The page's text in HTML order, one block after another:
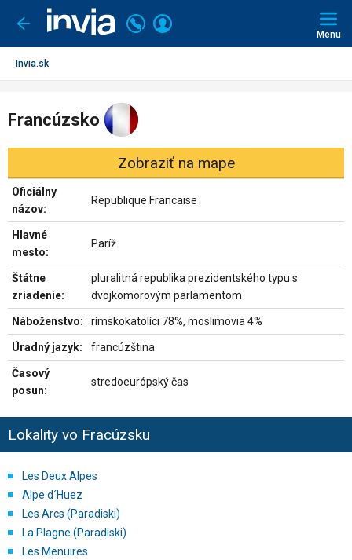
Ísť
späť
Volajte
+421
2
Prihlásiť
Menu
Invia.sk
Francúzsko
Zobraziť na mape
Oficiálny
názov:
Republique Francaise
Hlavné
mesto:
Paríž
Štátne
zriadenie:
pluralitná republika prezidentského typu s
dvojkomorovým parlamentom
Náboženstvo: rímskokatolíci 78%, moslimovia 4%
Úradný jazyk: francúzština
Časový
posun:
stredoeurópský čas
Lokality vo Fracúzsku
Les Deux Alpes
Alpe d´Huez
Les Arcs (Paradiski)
La Plagne (Paradiski)
Les Menuires